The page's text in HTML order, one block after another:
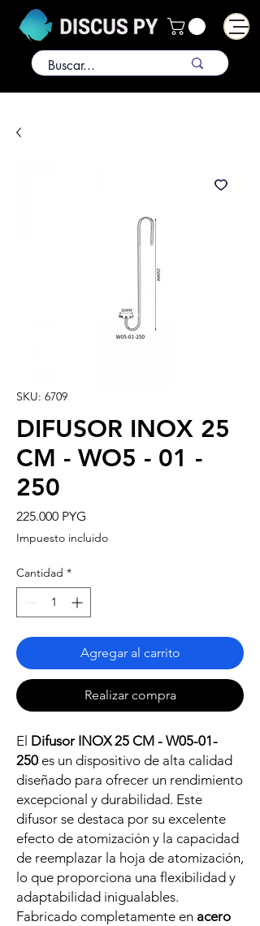
SKU: 6709
DIFUSOR INOX 25
CM - WO5 - 01 -
250
225.000 PYG
Impuesto incluido
Cantidad *
Agregar al carrito
Realizar compra
El Difusor INOX 25 CM - W05-01-
250 es un dispositivo de alta calidad
diseñado para ofrecer un rendimiento
excepcional y durabilidad. Este
difusor se destaca por su excelente
efecto de atomización y la capacidad
de reemplazar la hoja de atomización,
lo que proporciona una flexibilidad y
adaptabilidad inigualables.
Fabricado completamente en acero